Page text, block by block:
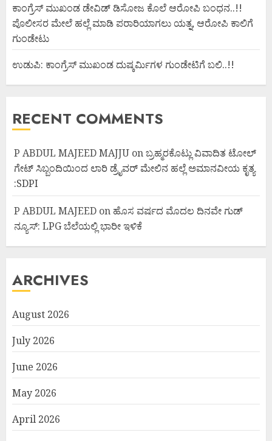
ಕಾಂಗ್ರೆಸ್ ಮುಖಂಡ ಡೇವಿಡ್ ಡಿಸೋಜ ಕೊಲೆ ಆರೋಪಿ ಬಂಧನ..!!
ಪೊಲೀಸರ ಮೇಲೆ ಹಲ್ಲೆ ಮಾಡಿ ಪರಾರಿಯಾಗಲು ಯತ್ನ, ಆರೋಪಿ ಕಾಲಿಗೆ
ಗುಂಡೇಟು
ಉಡುಪಿ: ಕಾಂಗ್ರೆಸ್ ಮುಖಂಡ ದುಷ್ಕರ್ಮಿಗಳ ಗುಂಡೇಟಿಗೆ ಬಲಿ..!!
RECENT COMMENTS
P ABDUL MAJEED MAJJU onಬ್ರಹ್ಮರಕೊಟ್ಲು ವಿವಾದಿತ ಟೋಲ್
ಗೇಟ್ ಸಿಬ್ಬಂದಿಯಿಂದ ಲಾರಿ ಡ್ರೈವರ್ ಮೇಲಿನ ಹಲ್ಲೆ ಅಮಾನವೀಯ ಕೃತ್ಯ
:SDPI
P ABDUL MAJEED on ಹೊಸ ವರ್ಷದ ಮೊದಲ ದಿನವೇ ಗುಡ್
ನ್ಯೂಸ್: LPG ಬೆಲೆಯಲ್ಲಿ ಭಾರೀ ಇಳಿಕೆ
ARCHIVES
August 2026
July 2026
June 2026
May 2026
April 2026